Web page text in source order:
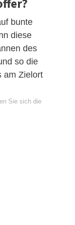
bunte
diese
des
so die
am Zielort
Sie sich die